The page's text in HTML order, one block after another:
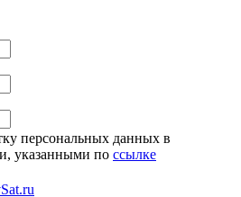
персональных данных в
указанными по ссылке